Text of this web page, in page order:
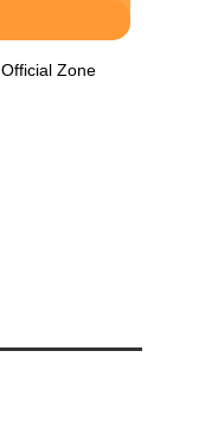
Official Zone